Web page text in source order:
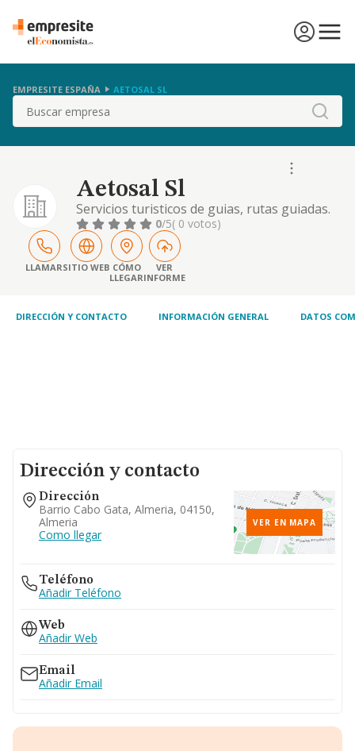
EMPRESITE ESPAÑA AETOSAL SL
Buscar
Aetosal Sl
Servicios turisticos de guias, rutas guiadas.
promocion edificaciones. explotacion y
direccion negocios hosteleros, edicion
publicacion de folletos, libros comercio de
bebidas, comestibles y articulos de
artesania.
0/5( 0 votos)
LLAMARSITIO WEB CÓMO
LLEGAR
VER
INFORME
DIRECCIÓN Y CONTACTO INFORMACIÓN GENERAL DATOS
Dirección y contacto
Dirección
Barrio Cabo Gata, Almeria, 04150,
Almeria
Como llegar
VER EN MAPA
Teléfono
Añadir Teléfono
Web
Añadir Web
Email
Añadir Email